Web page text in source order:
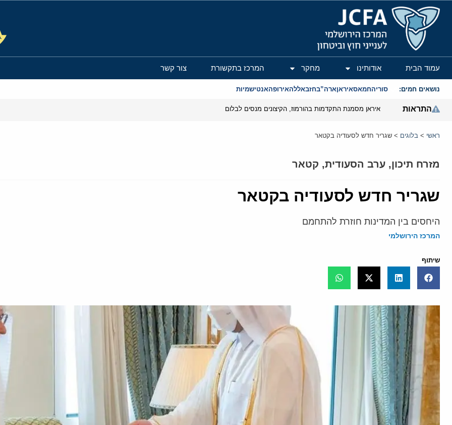
המרכז הירושלמי לענייני חוץ וביטחון
עמוד הבית אודותינו מחקר המרכז בתקשורת צור קשר
נושאים חמים: סוריהחמאסאיראןארה”בחזבאללהאירופהאנטישמיות
התראות איראן מסמנת התקדמות בהורמוז, הקיצונים מנסים לבלום
ראשי > בלוגים > שגריר חדש לסעודיה בקטאר
מזרח תיכון, ערב הסעודית, קטאר
שגריר חדש לסעודיה בקטאר
היחסים בין המדינות חוזרת להתחמם
המרכז הירושלמי
שיתוף